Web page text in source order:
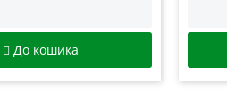
До кошика